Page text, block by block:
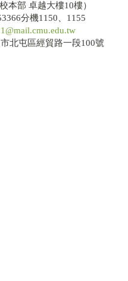
本部 卓越大樓10樓）
分機1150、1155
北屯區經貿路一段100號